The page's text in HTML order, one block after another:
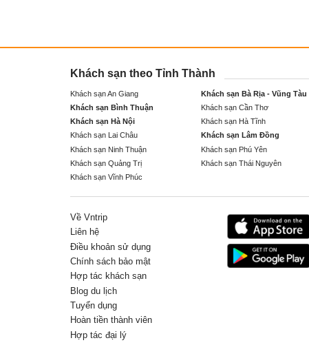
Khách sạn theo Tỉnh Thành
Khách sạn An Giang Khách sạn Bà Rịa - Vũng Tàu
Khách sạn Bình Thuận
Khách sạn Cần Thơ
Khách sạn Hà Nội
Khách sạn Hà Tĩnh
Khách sạn Lai Châu
Khách sạn Lâm Đồng
Khách sạn Ninh Thuận
Khách sạn Phú Yên
Khách sạn Quảng Trị
Khách sạn Thái Nguyên
Khách sạn Vĩnh Phúc
Về Vntrip
Liên hệ
Điều khoản sử dụng
Chính sách bảo mật
Hợp tác khách sạn
Blog du lịch
Tuyển dụng
Hoàn tiền thành viên
Hợp tác đại lý